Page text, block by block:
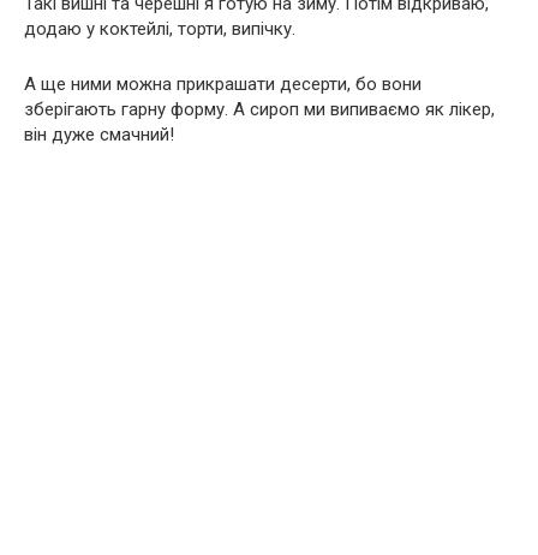
додаю у коктейлі, торти, випічку.
А ще ними можна прикрашати десерти, бо вони
зберігають гарну форму. А сироп ми випиваємо як лікер,
він дуже смачний!